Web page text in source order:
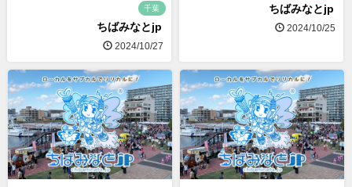
千葉
ちばみなとjp
2024/10/27
ちばみなとjp
2024/10/25